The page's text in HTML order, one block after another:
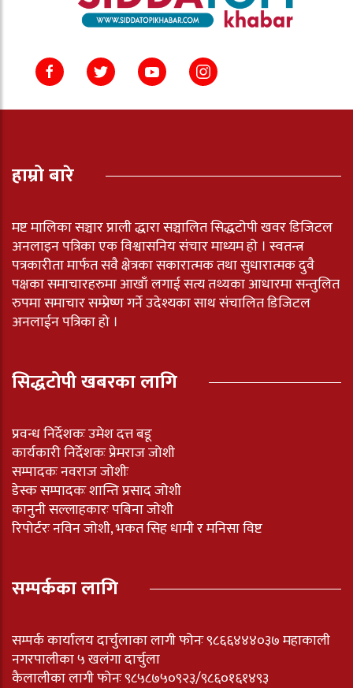
हाम्रो बारे
मष्ट मालिका सञ्चार प्राली द्धारा सञ्चालित सिद्धटोपी खवर डिजिटल
अनलाइन पत्रिका एक विश्वासनिय संचार माध्यम हो । स्वतन्त्र
पत्रकारीता मार्फत सवै क्षेत्रका सकारात्मक तथा सुधारात्मक दुवै
पक्षका समाचारहरुमा आखाँ लगाई सत्य तथ्यका आधारमा सन्तुलित
रुपमा समाचार सम्प्रेष्ण गर्ने उदेश्यका साथ संचालित डिजिटल
अनलाईन पत्रिका हो ।
सिद्धटोपी खबरका लागि
प्रवन्ध निर्देशकः उमेश दत्त बडू
कार्यकारी निर्देशकः प्रेमराज जोशी
सम्पादकः नवराज जोशीः
डेस्क सम्पादकः शान्ति प्रसाद जोशी
कानुनी सल्लाहकारः पबिना जोशी
रिपोर्टरः नविन जोशी, भकत सिह धामी र मनिसा विष्ट
सम्पर्कका लागि
सम्पर्क कार्यालय दार्चुलाका लागी फोनः ९८६६४४४०३७ महाकाली
नगरपालीका ५ खलंगा दार्चुला
कैलालीका लागी फोनः ९८५८७५०९२३/९८६०१६१४९३